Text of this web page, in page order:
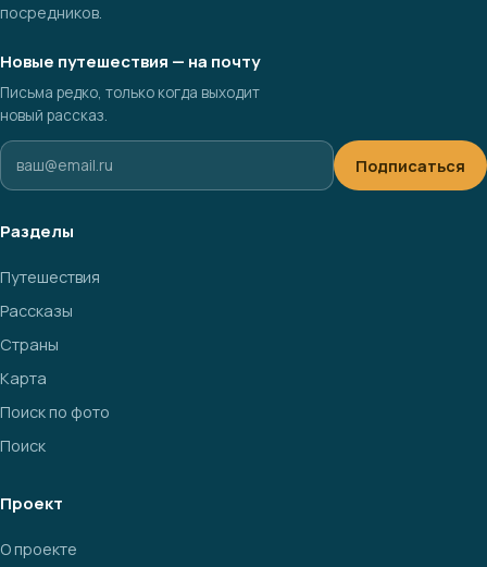
посредников.
Новые путешествия — на почту
Письма редко, только когда выходит
новый рассказ.
Подписаться
Разделы
Путешествия
Рассказы
Страны
Карта
Поиск по фото
Поиск
Проект
О проекте